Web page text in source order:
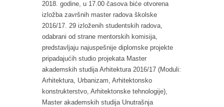
2018. godine, u 17.00 časova biće otvorena
izložba završnih master radova školske
2016/17. 29 izloženih studentskih radova,
odabrani od strane mentorskih komisija,
predstavljaju najuspešnije diplomske projekte
pripadajućih studio projekata Master
akademskih studija Arhitektura 2016/17 (Moduli:
Arhitektura, Urbanizam, Arhitektonsko
konstrukterstvo, Arhitektonske tehnologije),
Master akademskih studija Unutrašnja